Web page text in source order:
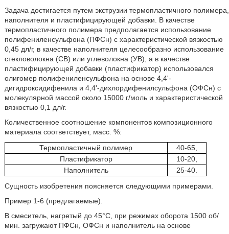
Задача достигается путем экструзии термопластичного полимера,
наполнителя и пластифицирующей добавки. В качестве
термопластичного полимера предполагается использование
полифениленсульфона (ПФСн) с характеристической вязкостью
0,45 дл/г, в качестве наполнителя целесообразно использование
стекловолокна (СВ) или углеволокна (УВ), а в качестве
пластифицирующей добавки (пластификатор) использовался
олигомер полифениленсульфона на основе 4,4ʹ-
дигидроксидифенила и 4,4ʹ-дихлордифенилсульфона (ОФСн) с
молекулярной массой около 15000 г/моль и характеристической
вязкостью 0,1 дл/г.
Количественное соотношение компонентов композиционного
материала соответствует, масс. %:
Термопластичный полимер
40-65,
Пластификатор
10-20,
Наполнитель
25-40.
Сущность изобретения поясняется следующими примерами.
Пример 1-6 (предлагаемые).
В смеситель, нагретый до 45°С, при режимах оборота 1500 об/
мин. загружают ПФСн, ОФСн и наполнитель на основе